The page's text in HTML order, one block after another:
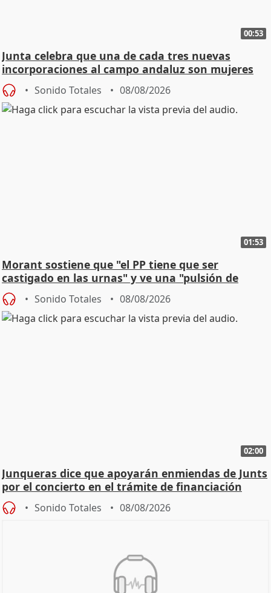
00:53
Junta celebra que una de cada tres nuevas
incorporaciones al campo andaluz son mujeres
jóvenes
Sonido Totales 08/08/2026
01:53
Morant sostiene que "el PP tiene que ser
castigado en las urnas" y ve una "pulsión de
cambio"
Sonido Totales 08/08/2026
02:00
Junqueras dice que apoyarán enmiendas de Junts
por el concierto en el trámite de financiación
Sonido Totales 08/08/2026